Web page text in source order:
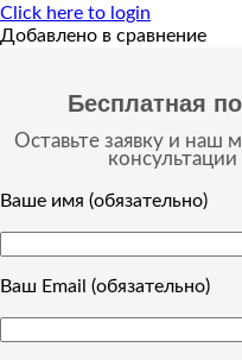
Click here to login
Добавлено в сравнение
Бесплатная
Оставьте заявку и наш
Ваше имя (обязательно)
Ваш Email (обязательно)